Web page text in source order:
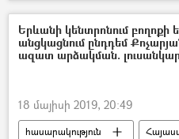
Երևանի կենտրոնում բողոքի
անցկացնում ընդդեմ
ազատ արձակման.
18 մայիսի 2019, 20:49
հասարակություն